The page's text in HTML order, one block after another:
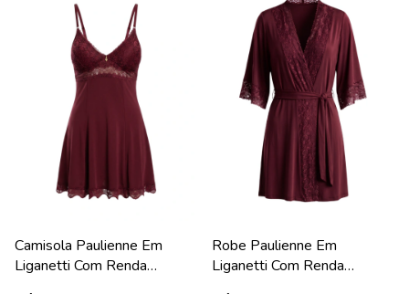
Camisola Paulienne Em
Liganetti Com Renda
Robe Paulienne Em
Liganetti Com Renda